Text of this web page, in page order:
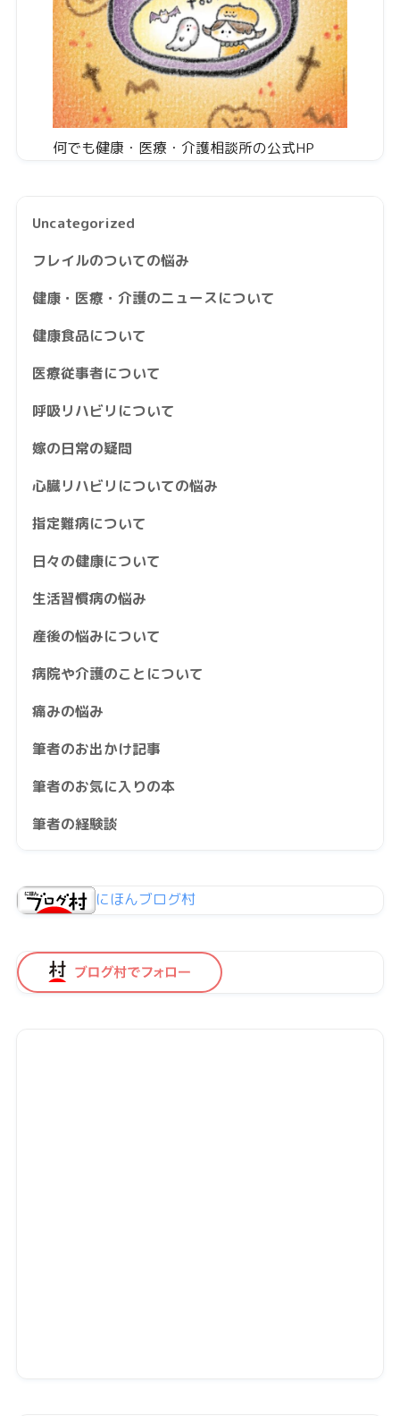
何でも健康・医療・介護相談所の公式HP
Uncategorized
フレイルのついての悩み
健康・医療・介護のニュースについて
健康食品について
医療従事者について
呼吸リハビリについて
嫁の日常の疑問
心臓リハビリについての悩み
指定難病について
日々の健康について
生活習慣病の悩み
産後の悩みについて
病院や介護のことについて
痛みの悩み
筆者のお出かけ記事
筆者のお気に入りの本
筆者の経験談
にほんブログ村